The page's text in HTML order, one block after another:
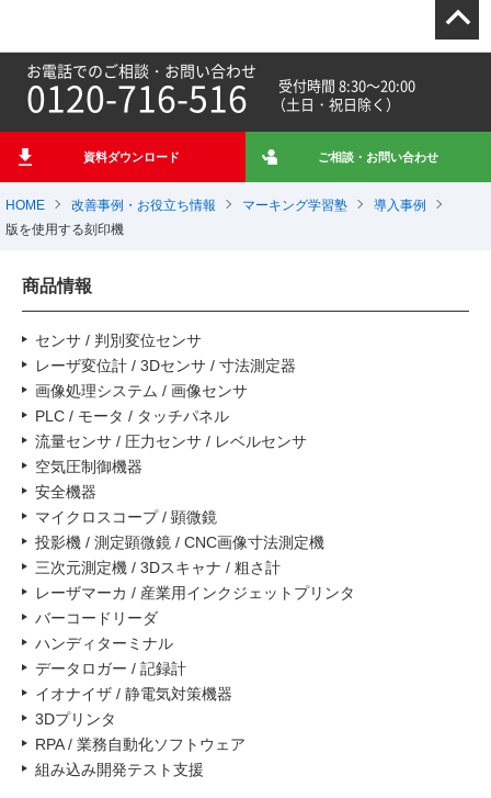
HOME 改善事例・お役立ち情報 マーキング学習塾
導入事例
版を使用する刻印機
お電話でのご相談・お問い合わせ
0120-716-516
受付時間 8:30～20:00
（土日・祝日除く）
資料ダウンロード ご相談・お問い合わせ
商品情報
センサ / 判別変位センサ
レーザ変位計 / 3Dセンサ / 寸法測定器
画像処理システム / 画像センサ
PLC / モータ / タッチパネル
流量センサ / 圧力センサ / レベルセンサ
空気圧制御機器
安全機器
マイクロスコープ / 顕微鏡
投影機 / 測定顕微鏡 / CNC画像寸法測定機
三次元測定機 / 3Dスキャナ / 粗さ計
レーザマーカ / 産業用インクジェットプリンタ
バーコードリーダ
ハンディターミナル
データロガー / 記録計
イオナイザ / 静電気対策機器
3Dプリンタ
RPA / 業務自動化ソフトウェア
組み込み開発テスト支援